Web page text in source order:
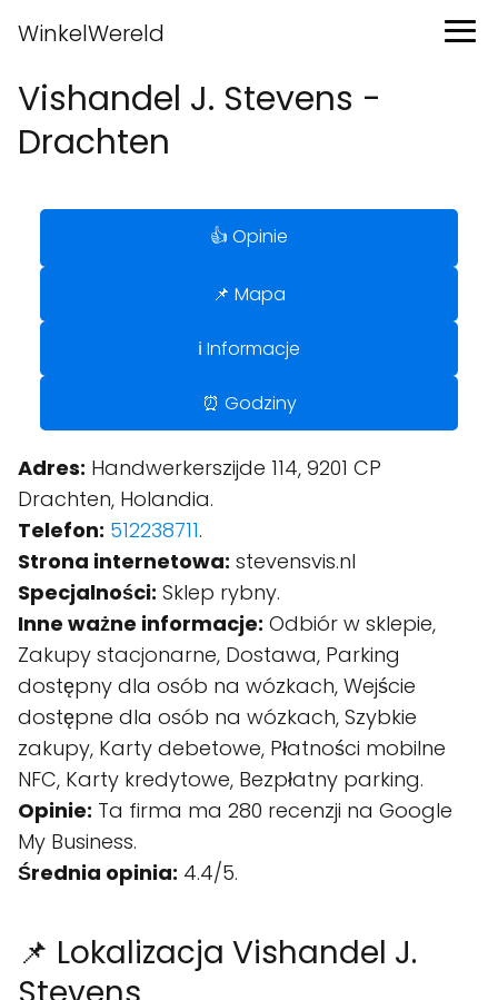
WinkelWereld
Vishandel J. Stevens -
Drachten
👍 Opinie
📌 Mapa
ℹ️ Informacje
⏰ Godziny
Adres: Handwerkerszijde 114, 9201 CP
Drachten, Holandia.
Telefon: 512238711.
Strona internetowa: stevensvis.nl
Specjalności: Sklep rybny.
Inne ważne informacje: Odbiór w sklepie,
Zakupy stacjonarne, Dostawa, Parking
dostępny dla osób na wózkach, Wejście
dostępne dla osób na wózkach, Szybkie
zakupy, Karty debetowe, Płatności mobilne
NFC, Karty kredytowe, Bezpłatny parking.
Opinie: Ta firma ma 280 recenzji na Google
My Business.
Średnia opinia: 4.4/5.
📌 Lokalizacja Vishandel J.